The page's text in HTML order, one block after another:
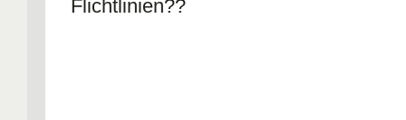
Flichtlinien??